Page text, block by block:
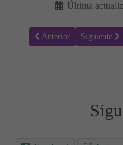
Última
Artículo anterior: El baile
Anterior Artículo
Siguiente